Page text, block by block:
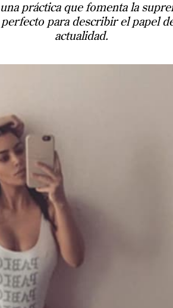
práctica que fomenta la
para describir el papel
actualidad.